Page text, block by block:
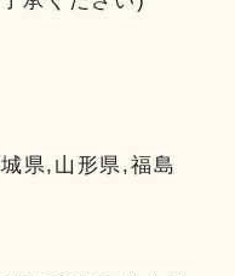
県,山形県,福島